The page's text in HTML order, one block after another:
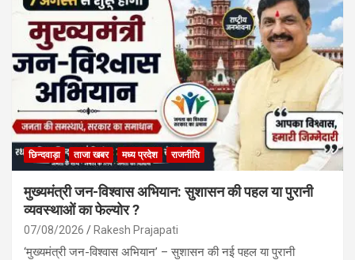
छिन्दवाड़ा ताजा खबर मध्य प्रदेश राजनीति
मुख्यमंत्री जन-विश्वास अभियान: सुशासन की पहल या पुरानी
व्यवस्थाओं का फेल्योर ?
07/08/2026 Rakesh Prajapati
‘मुख्यमंत्री जन-विश्वास अभियान’ – सुशासन की नई पहल या पुरानी